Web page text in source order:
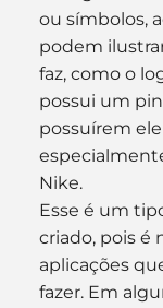
ou símbolos,
podem
faz, como o
possui um
possuírem
Nike.
Esse é um
criado, pois é
aplicações
fazer. Em